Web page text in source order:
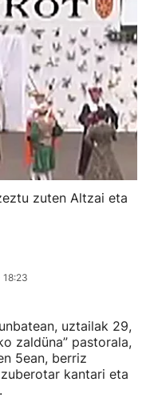
zuten Altzai eta
uztailak 29,
zaldüna” pastorala,
5ean, berriz
kantari eta